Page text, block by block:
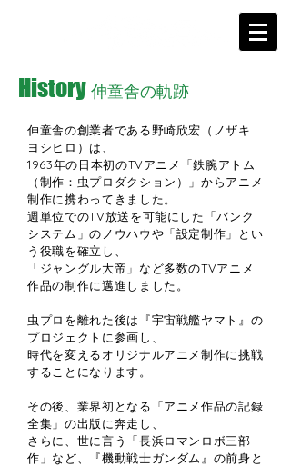
History 伸童舎の軌跡
伸童舎の創業者である野崎欣宏（ノザキ
ヨシヒロ）は、
1963年の日本初のTVアニメ「鉄腕アトム
（制作：虫プロダクション）」からアニメ
制作に携わってきました。
週単位でのTV放送を可能にした「バンク
システム」のノウハウや「設定制作」とい
う役職を確立し、
「ジャングル大帝」など多数のTVアニメ
作品の制作に邁進しました。
虫プロを離れた後は『宇宙戦艦ヤマト』の
プロジェクトに参画し、
時代を変えるオリジナルアニメ制作に挑戦
することになります。
その後、業界初となる「アニメ作品の記録
全集」の出版に奔走し、
さらに、世に言う「長浜ロマンロボ三部
作」など、『機動戦士ガンダム』の前身と